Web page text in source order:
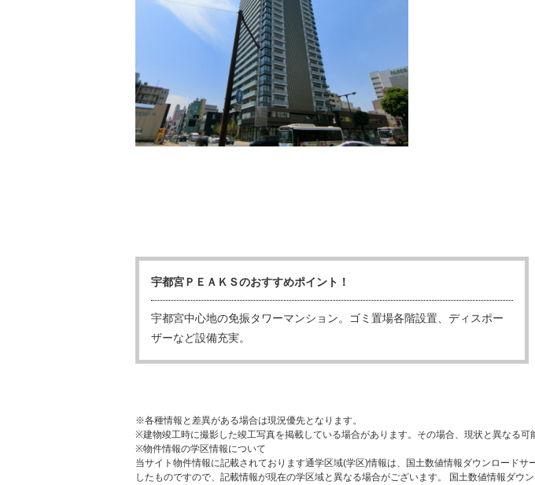
宇都宮ＰＥＡＫＳのおすすめポイント！
宇都宮中心地の免振タワーマンション。ゴミ置場各階設置、ディスポー
ザーなど設備充実。
※各種情報と差異がある場合は現況優先となります。
※建物竣工時に撮影した竣工写真を掲載している場合があります。その場合、現状と異なる可
※物件情報の学区情報について
当サイト物件情報に記載されております通学区域(学区)情報は、国土数値情報ダウンロード
したものですので、記載情報が現在の学区域と異なる場合がございます。 国土数値情報ダ